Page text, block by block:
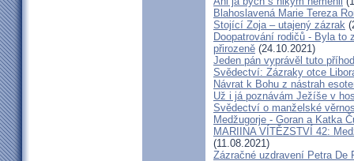
Blahoslavená Marie Tereza
Stojící Zoja – utajený zázrak
Doopatrování rodičů - Byla
přirozeně (24.10.2021)
Jeden pán vyprávěl tuto
Svědectví: Zázraky otce
Návrat k Bohu z nástrah
Už i já poznávám Ježíše v
Svědectví o manželské
Medžugorje - Goran a Katka
MARIINA VÍTĚZSTVÍ 42:
(11.08.2021)
Zázračné uzdravení Petra De